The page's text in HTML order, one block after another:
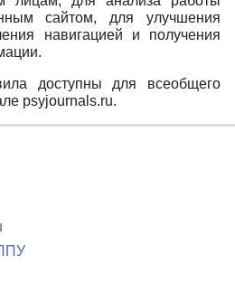
сайтом, для улучшения
навигацией и получения
доступны для всеобщего
psyjournals.ru.